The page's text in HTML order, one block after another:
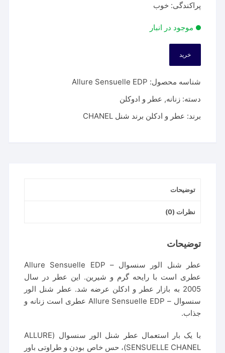
پراکندگی: خوب
موجود در انبار
الور
سنسوال
Allure
خرید
شناسه محصول: Allure Sensuelle EDP
دسته:زنانه, عطر و ادوکلن
برند: عطر و ادکلن برند شنل CHANEL
توضیحات
نظرات (0)
توضیحات
عطر شنل الور سنسوال – Allure Sensuelle EDP
عطری است با رایحه گرم و شیرین. این عطر در سال
2005 به بازار عطر و ادکلن عرضه شد. عطر شنل الور
سنسوال – Allure Sensuelle EDP عطری است زنانه و
جذاب.
با یک بار استعمال عطر شنل الور سنسوال (ALLURE
SENSUELLE CHANEL)، حس خاص بودن و طراوتی باور